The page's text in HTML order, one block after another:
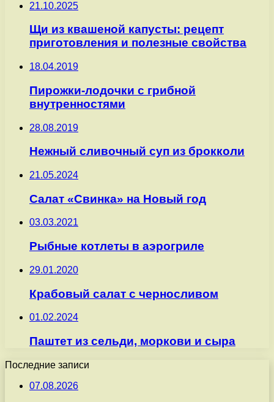
21.10.2025
Щи из квашеной капусты: рецепт
приготовления и полезные свойства
18.04.2019
Пирожки-лодочки с грибной
внутренностями
28.08.2019
Нежный сливочный суп из брокколи
21.05.2024
Салат «Свинка» на Новый год
03.03.2021
Рыбные котлеты в аэрогриле
29.01.2020
Крабовый салат с черносливом
01.02.2024
Паштет из сельди, моркови и сыра
Последние записи
07.08.2026